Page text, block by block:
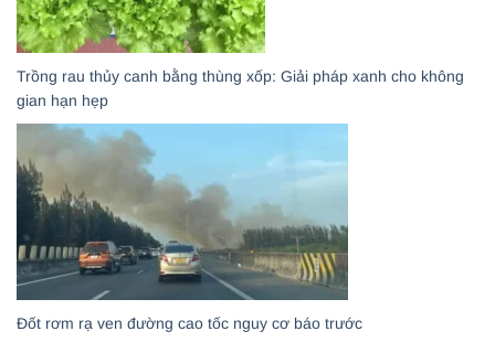
Trồng rau thủy canh bằng thùng xốp: Giải pháp xanh cho không
gian hạn hẹp
Đốt rơm rạ ven đường cao tốc nguy cơ báo trước